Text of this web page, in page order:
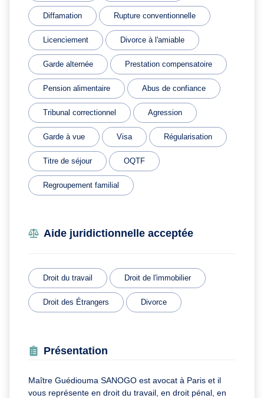
Diffamation Rupture conventionnelle
Licenciement Divorce à l'amiable
Garde alternée Prestation compensatoire
Pension alimentaire Abus de confiance
Tribunal correctionnel Agression
Garde à vue Visa Régularisation
Titre de séjour OQTF
Regroupement familial
Aide juridictionnelle acceptée
Droit du travail Droit de l'immobilier
Droit des Étrangers Divorce
Présentation
Maître Guédiouma SANOGO est avocat à Paris et il
vous représente en droit du travail, en droit pénal, en